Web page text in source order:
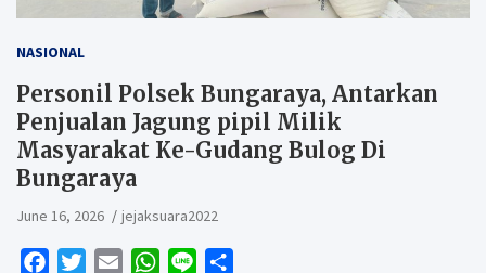
NASIONAL
Personil Polsek Bungaraya, Antarkan
Penjualan Jagung pipil Milik
Masyarakat Ke-Gudang Bulog Di
Bungaraya
June 16, 2026 jejaksuara2022
W